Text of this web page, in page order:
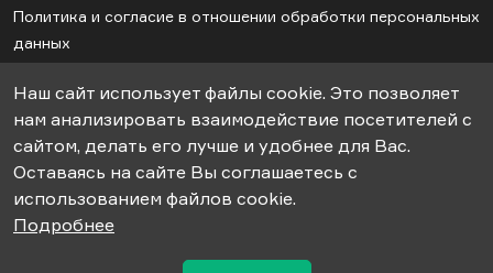
Политика и согласие в отношении обработки персональных
данных
Соглашение об использовании cookie
Карта сайта
© 2018-2026гг. ООО «СК-Апрель». Строительство дачных домов под
ключ.
Информация, представленная на сайте не является публичной
офертой.
Наш сайт использует файлы cookie. Это позволяет
нам анализировать взаимодействие посетителей с
сайтом, делать его лучше и удобнее для Вас.
Оставаясь на сайте Вы соглашаетесь с
использованием файлов cookie.
Подробнее